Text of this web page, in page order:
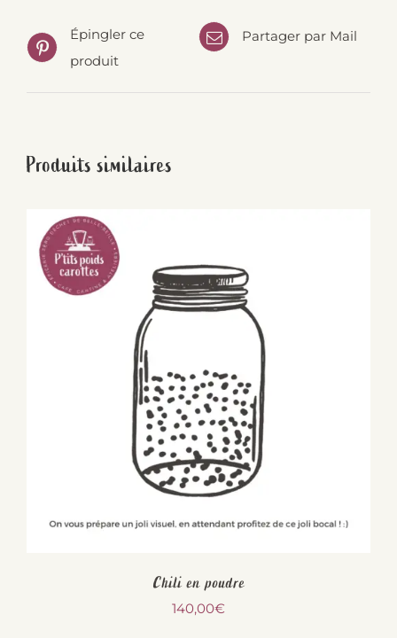
Épingler ce
produit
Partager par Mail
Produits similaires
Chili en poudre
140,00€